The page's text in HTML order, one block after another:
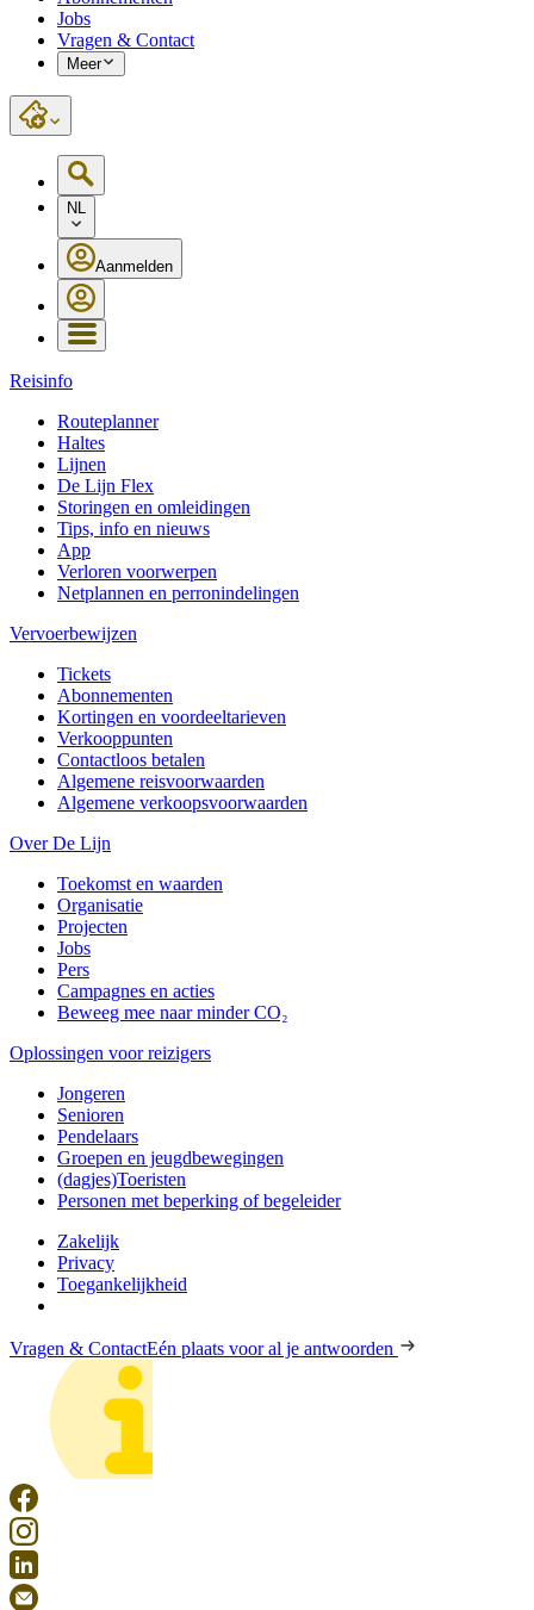
Jobs
Vragen & Contact
Meer
NL
Aanmelden
Reisinfo
Routeplanner
Haltes
Lijnen
De Lijn Flex
Storingen en omleidingen
Tips, info en nieuws
App
Verloren voorwerpen
Netplannen en perronindelingen
Vervoerbewijzen
Tickets
Abonnementen
Kortingen en voordeeltarieven
Verkooppunten
Contactloos betalen
Algemene reisvoorwaarden
Algemene verkoopsvoorwaarden
Over De Lijn
Toekomst en waarden
Organisatie
Projecten
Jobs
Pers
Campagnes en acties
Beweeg mee naar minder CO₂
Oplossingen voor reizigers
Jongeren
Senioren
Pendelaars
Groepen en jeugdbewegingen
(dagjes)Toeristen
Personen met beperking of begeleider
Zakelijk
Privacy
Toegankelijkheid
Vragen & ContactEén plaats voor al je antwoorden